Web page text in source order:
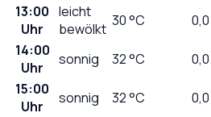
13:00
Uhr
leicht
bewölkt 30°C 0,0
14:00
Uhr
sonnig 32°C 0,0
15:00
Uhr
sonnig 32°C 0,0